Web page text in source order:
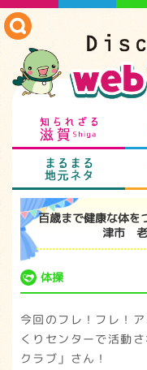
知
ま
百歳まで健康な体を
津市 老
体操
今回のフレ！フレ！
くりセンターで活動
クラブ」さん！